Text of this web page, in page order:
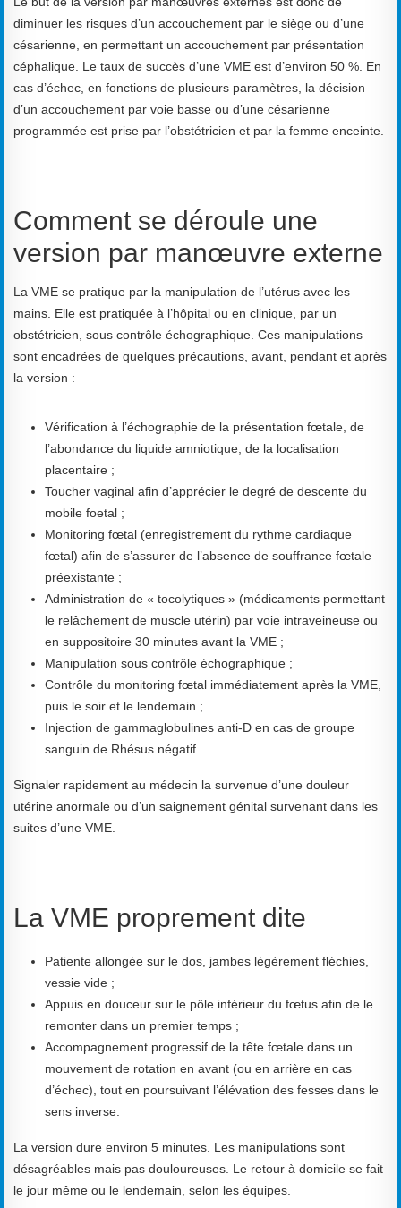
diminuer les risques d’un accouchement par le siège ou d’une
césarienne, en permettant un accouchement par présentation
céphalique. Le taux de succès d’une VME est d’environ 50 %. En
cas d’échec, en fonctions de plusieurs paramètres, la décision
d’un accouchement par voie basse ou d’une césarienne
programmée est prise par l’obstétricien et par la femme enceinte.
Comment se déroule une
version par manœuvre externe
La VME se pratique par la manipulation de l’utérus avec les
mains. Elle est pratiquée à l’hôpital ou en clinique, par un
obstétricien, sous contrôle échographique. Ces manipulations
sont encadrées de quelques précautions, avant, pendant et après
la version :
Vérification à l’échographie de la présentation fœtale, de
l’abondance du liquide amniotique, de la localisation
placentaire ;
Toucher vaginal afin d’apprécier le degré de descente du
mobile foetal ;
Monitoring fœtal (enregistrement du rythme cardiaque
fœtal) afin de s’assurer de l’absence de souffrance fœtale
préexistante ;
Administration de « tocolytiques » (médicaments permettant
le relâchement de muscle utérin) par voie intraveineuse ou
en suppositoire 30 minutes avant la VME ;
Manipulation sous contrôle échographique ;
Contrôle du monitoring fœtal immédiatement après la VME,
puis le soir et le lendemain ;
Injection de gammaglobulines anti-D en cas de groupe
sanguin de Rhésus négatif
Signaler rapidement au médecin la survenue d’une douleur
utérine anormale ou d’un saignement génital survenant dans les
suites d’une VME.
La VME proprement dite
Patiente allongée sur le dos, jambes légèrement fléchies,
vessie vide ;
Appuis en douceur sur le pôle inférieur du fœtus afin de le
remonter dans un premier temps ;
Accompagnement progressif de la tête fœtale dans un
mouvement de rotation en avant (ou en arrière en cas
d’échec), tout en poursuivant l’élévation des fesses dans le
sens inverse.
La version dure environ 5 minutes. Les manipulations sont
désagréables mais pas douloureuses. Le retour à domicile se fait
le jour même ou le lendemain, selon les équipes.